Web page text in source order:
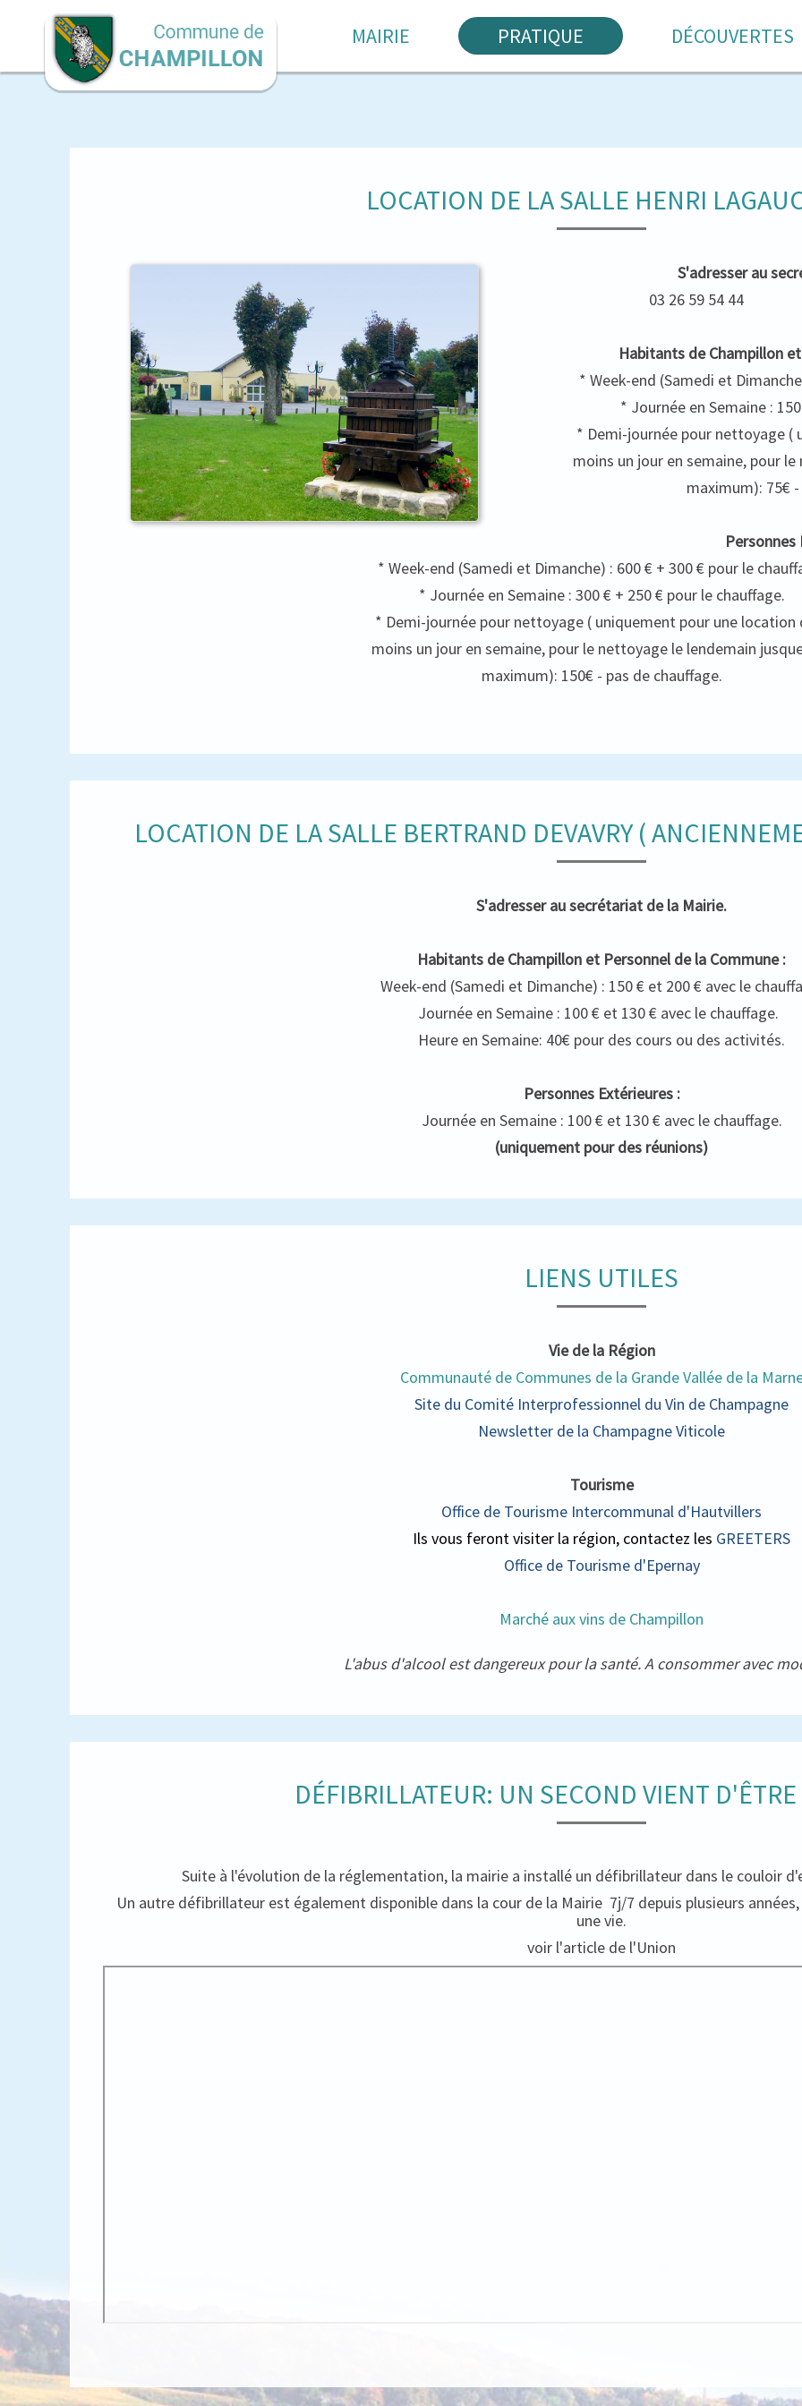
MAIRIE PRATIQUE DÉCOUVERTES
LOCATION DE LA SALLE HENRI
S'adresser au
03 26 59 54
Habitants de Champillon
* Week-end (Samedi et
* Journée en Semaine :
* Demi-journée pour nettoyage (
moins un jour en semaine, pour
maximum): 75€
Personnes
* Week-end (Samedi et Dimanche) : 600 € + 300 € pour le
* Journée en Semaine : 300 € + 250 € pour le chauffage.
* Demi-journée pour nettoyage ( uniquement pour une location
moins un jour en semaine, pour le nettoyage le lendemain
maximum): 150€ - pas de chauffage.
LOCATION DE LA SALLE BERTRAND DEVAVRY (
S'adresser au secrétariat de la Mairie.
Habitants de Champillon et Personnel de la Commune :
Week-end (Samedi et Dimanche) : 150 € et 200 € avec le
Journée en Semaine : 100 € et 130 € avec le chauffage.
Heure en Semaine: 40€ pour des cours ou des activités.
Personnes Extérieures :
Journée en Semaine : 100 € et 130 € avec le chauffage.
(uniquement pour des réunions)
LIENS UTILES
Vie de la Région
Communauté de Communes de la Grande Vallée de la
Site du Comité Interprofessionnel du Vin de Champagne
Newsletter de la Champagne Viticole
Tourisme
Office de Tourisme Intercommunal d'Hautvillers
Ils vous feront visiter la région, contactez les GREETERS
Office de Tourisme d'Epernay
Marché aux vins de Champillon
L'abus d'alcool est dangereux pour la santé. A consommer avec
DÉFIBRILLATEUR: UN SECOND VIENT
Suite à l'évolution de la réglementation, la mairie a installé un défibrillateur dans le couloir
Un autre défibrillateur est également disponible dans la cour de la Mairie 7j/7 depuis plusieurs
une vie.
voir l'article de l'Union